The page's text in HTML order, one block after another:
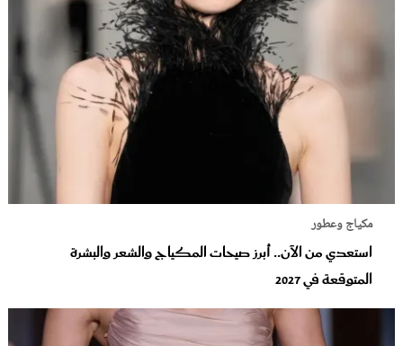
مكياج وعطور
استعدي من الآن.. أبرز صيحات المكياج والشعر والبشرة
المتوقعة في 2027